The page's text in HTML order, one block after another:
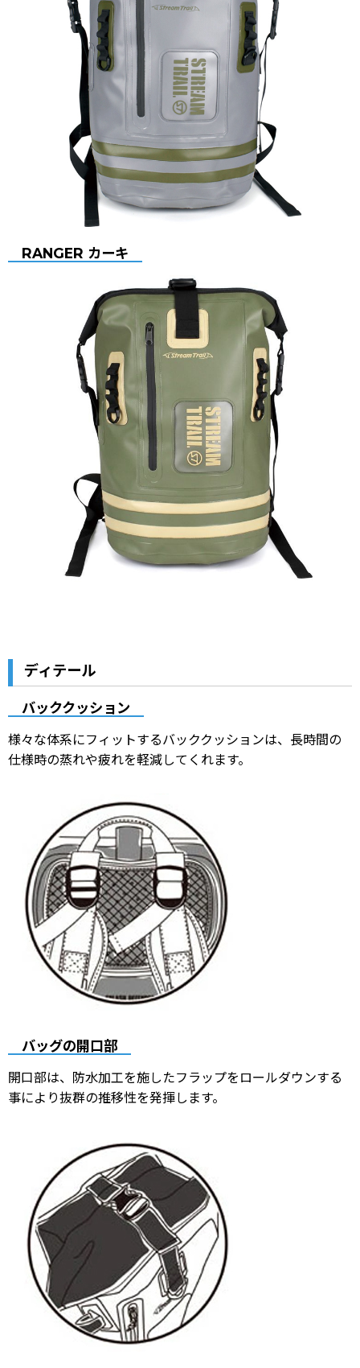
RANGER カーキ
ディテール
バッククッション
様々な体系にフィットするバッククッションは、長時間の
仕様時の蒸れや疲れを軽減してくれます。
バッグの開口部
開口部は、防水加工を施したフラップをロールダウンする
事により抜群の推移性を発揮します。